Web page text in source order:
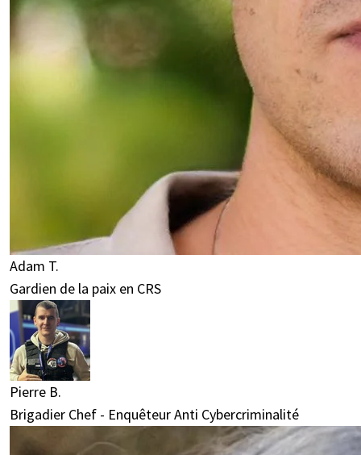
Adam T.
Gardien de la paix en CRS
Pierre B.
Brigadier Chef - Enquêteur Anti Cybercriminalité